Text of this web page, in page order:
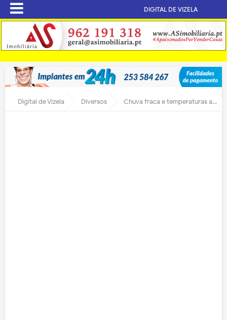
DIGITAL DE VIZELA
Digital de Vizela Diversos Chuva fraca e temperaturas até 30 graus no primeiro fim de semana de outono